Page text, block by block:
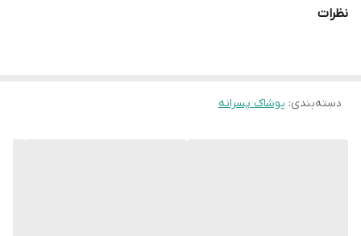
سایز 70
نظرات
دسته‌بندی: پوشاک پسرانه